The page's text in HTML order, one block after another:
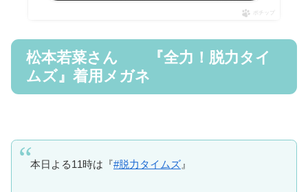
ポチップ
松本若菜さん 『全力！脱力タイ
ムズ』着用メガネ
本日よる11時は『#脱力タイムズ 』